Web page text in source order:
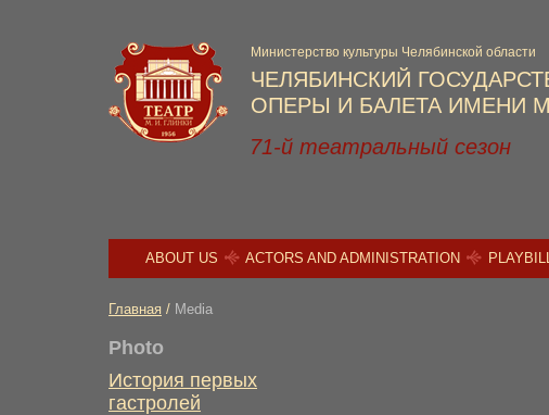
ЧЕЛЯБИНСКИЙ
ОПЕРЫ И БАЛЕТА ИМЕНИ
Министерство культуры Челябинской области
71-й театральный сезон
ABOUT US ACTORS AND ADMINISTRATION
Главная / Media
Photo
История первых
гастролей